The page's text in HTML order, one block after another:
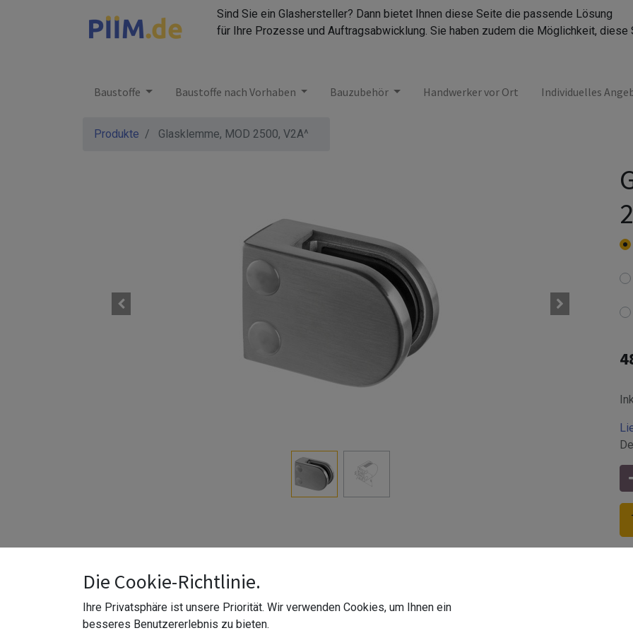
Sind Sie ein Glashersteller? Dann bietet Ihnen diese Seite die passende Lösung
für Ihre Prozesse und Auftragsabwicklung. Sie haben zudem die Möglichkeit,
Baustoffe Baustoffe nach Vorhaben Bauzubehör Handwerker vor Ort Individuelles
Produkte Glasklemme, MOD 2500, V2A^
ohne Gummi-Einlagen | für 6 - 12,76 mm starkes laminiertes/monolithisches Glas | Edelstahl V2A | für den
Z-Farbe:matt gebürstet
Z-Material:Edelstahl 304 (V2A)
Z-Durchmesser Bohrung Befestigungsseite
Die Cookie-Richtlinie.
Ihre Privatsphäre ist unsere Priorität. Wir verwenden Cookies, um Ihnen ein
besseres Benutzererlebnis zu bieten.